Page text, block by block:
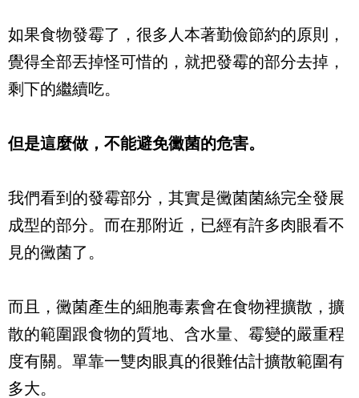
如果食物發霉了，很多人本著勤儉節約的原則，
覺得全部丟掉怪可惜的，就把發霉的部分去掉，
剩下的繼續吃。
但是這麼做，不能避免黴菌的危害。
我們看到的發霉部分，其實是黴菌菌絲完全發展
成型的部分。而在那附近，已經有許多肉眼看不
見的黴菌了。
而且，黴菌產生的細胞毒素會在食物裡擴散，擴
散的範圍跟食物的質地、含水量、霉變的嚴重程
度有關。單靠一雙肉眼真的很難估計擴散範圍有
多大。